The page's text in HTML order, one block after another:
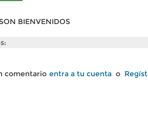
BIENVENIDOS
comentario entra a tu cuenta o